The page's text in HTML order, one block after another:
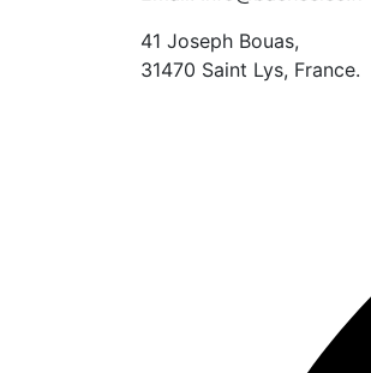
41 Joseph Bouas,
31470 Saint Lys, France.